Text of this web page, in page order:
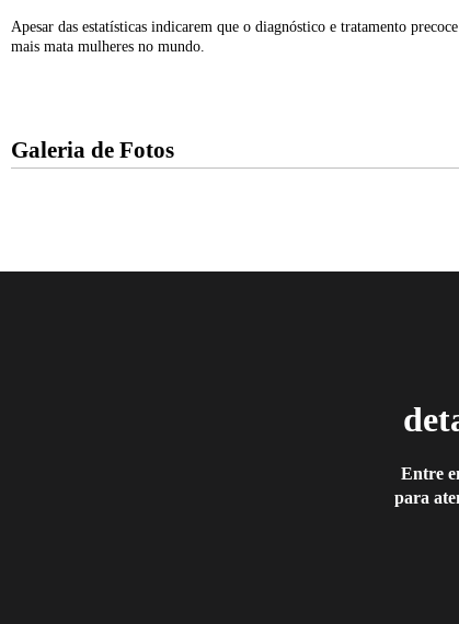
Apesar das estatísticas indicarem que o diagnóstico e tratamento
mais mata mulheres no mundo.
Galeria de Fotos
Entre
para